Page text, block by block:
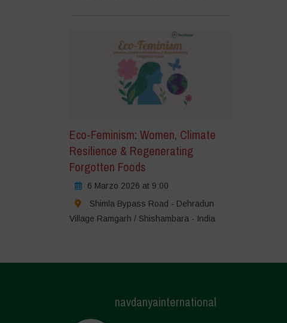
Eco-Feminism: Women, Climate
Resilience & Regenerating
Forgotten Foods
6 Marzo 2026 at 9:00
Shimla Bypass Road - Dehradun
Village Ramgarh / Shishambara - India
navdanyainternational